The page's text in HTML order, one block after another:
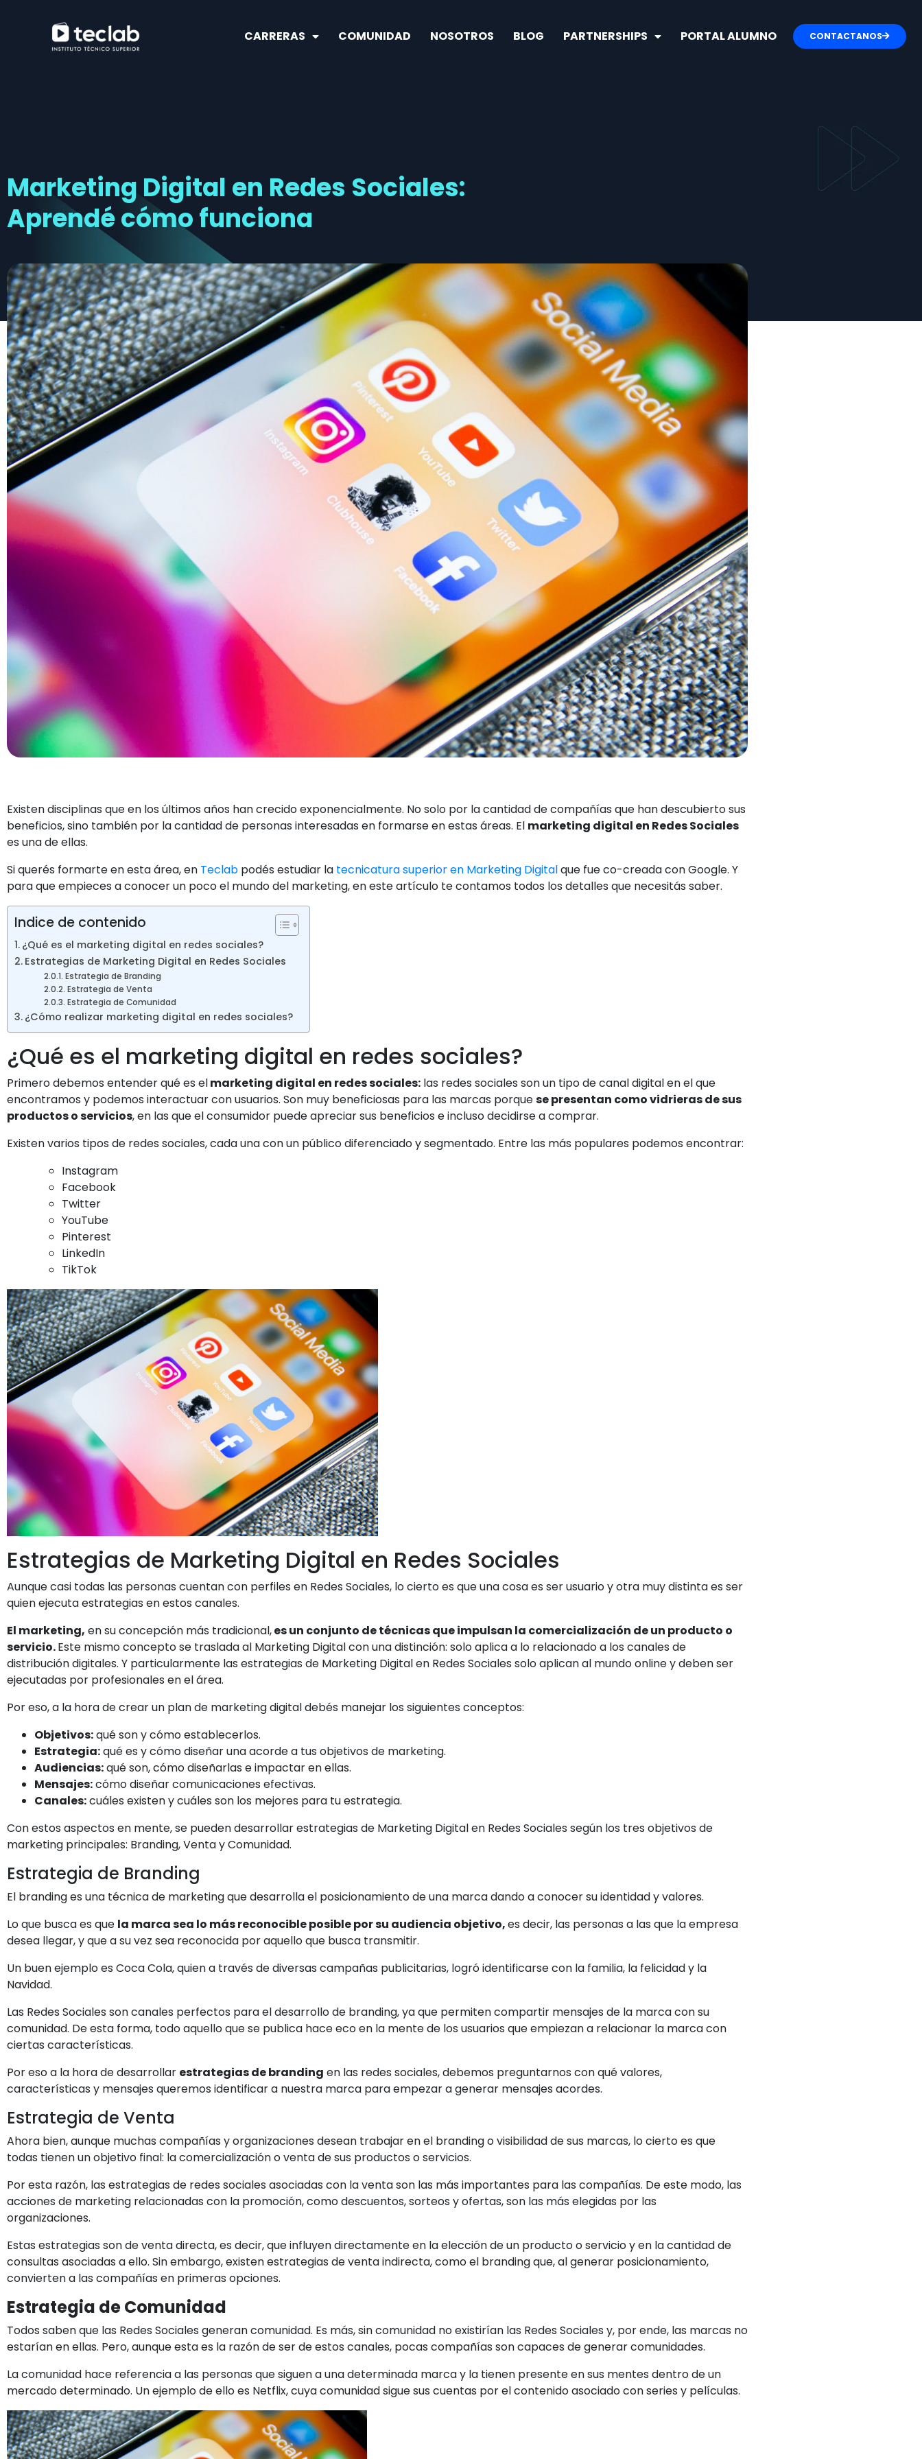
CARRERAS COMUNIDAD NOSOTROS BLOG PARTNERSHIPS PORTAL ALUMNO CONTACTANOS
Marketing Digital en Redes Sociales:
Aprendé cómo funciona
Existen disciplinas que en los últimos años han crecido exponencialmente. No solo por la cantidad de compañías que han descubierto sus
beneficios, sino también por la cantidad de personas interesadas en formarse en estas áreas. El marketing digital en Redes Sociales
es una de ellas.
Si querés formarte en esta área, en Teclab podés estudiar la tecnicatura superior en Marketing Digitalque fue co-creada con Google. Y
para que empieces a conocer un poco el mundo del marketing, en este artículo te contamos todos los detalles que necesitás saber.
Indice de contenido
¿Qué es el marketing digital en redes sociales?
Estrategias de Marketing Digital en Redes Sociales
Estrategia de Branding
Estrategia de Venta
Estrategia de Comunidad
¿Cómo realizar marketing digital en redes sociales?
¿Qué es el marketing digital en redes sociales?
Primero debemos entender qué es elmarketing digital en redes sociales: las redes sociales son un tipo de canal digital en el que
encontramos y podemos interactuar con usuarios. Son muy beneficiosas para las marcas porquese presentan como vidrieras de sus
productos o servicios, en las que el consumidor puede apreciar sus beneficios e incluso decidirse a comprar.
Existen varios tipos de redes sociales, cada una con un público diferenciado y segmentado. Entre las más populares podemos encontrar:
Instagram
Facebook
Twitter
YouTube
Pinterest
LinkedIn
TikTok
Estrategias de Marketing Digital en Redes Sociales
Aunque casi todas las personas cuentan con perfiles en Redes Sociales, lo cierto es que una cosa es ser usuario y otra muy distinta es ser
quien ejecuta estrategias en estos canales.
El marketing, en su concepción más tradicional,es un conjunto de técnicas que impulsan la comercialización de un producto o
servicio.Este mismo concepto se traslada al Marketing Digital con una distinción: solo aplica a lo relacionado a los canales de
distribución digitales. Y particularmente las estrategias de Marketing Digital en Redes Sociales solo aplican al mundo online y deben ser
ejecutadas por profesionales en el área.
Por eso, a la hora de crear un plan de marketing digital debés manejar los siguientes conceptos:
Objetivos:qué son y cómo establecerlos.
Estrategia:qué es y cómo diseñar una acorde a tus objetivos de marketing.
Audiencias:qué son, cómo diseñarlas e impactar en ellas.
Mensajes:cómo diseñar comunicaciones efectivas.
Canales:cuáles existen y cuáles son los mejores para tu estrategia.
Con estos aspectos en mente, se pueden desarrollar estrategias de Marketing Digital en Redes Sociales según los tres objetivos de
marketing principales: Branding, Venta y Comunidad.
Estrategia de Branding
El branding es una técnica de marketing que desarrolla el posicionamiento de una marca dando a conocer su identidad y valores.
Lo que busca es que la marca sea lo más reconocible posible por su audiencia objetivo,es decir, las personas a las que la empresa
desea llegar, y que a su vez sea reconocida por aquello que busca transmitir.
Un buen ejemplo es Coca Cola, quien a través de diversas campañas publicitarias, logró identificarse con la familia, la felicidad y la
Navidad.
Las Redes Sociales son canales perfectos para el desarrollo de branding, ya que permiten compartir mensajes de la marca con su
comunidad. De esta forma, todo aquello que se publica hace eco en la mente de los usuarios que empiezan a relacionar la marca con
ciertas características.
Por eso a la hora de desarrollar estrategias de branding en las redes sociales, debemos preguntarnos con qué valores,
características y mensajes queremos identificar a nuestra marca para empezar a generar mensajes acordes.
Estrategia de Venta
Ahora bien, aunque muchas compañías y organizaciones desean trabajar en el branding o visibilidad de sus marcas, lo cierto es que
todas tienen un objetivo final: la comercialización o venta de sus productos o servicios.
Por esta razón, las estrategias de redes sociales asociadas con la venta son las más importantes para las compañías. De este modo, las
acciones de marketing relacionadas con la promoción, como descuentos, sorteos y ofertas, son las más elegidas por las
organizaciones.
Estas estrategias son de venta directa, es decir, que influyen directamente en la elección de un producto o servicio y en la cantidad de
consultas asociadas a ello. Sin embargo, existen estrategias de venta indirecta, como el branding que, al generar posicionamiento,
convierten a las compañías en primeras opciones.
Estrategia de Comunidad
Todos saben que las Redes Sociales generan comunidad. Es más, sin comunidad no existirían las Redes Sociales y, por ende, las marcas no
estarían en ellas. Pero, aunque esta es la razón de ser de estos canales, pocas compañías son capaces de generar comunidades.
La comunidad hace referencia a las personas que siguen a una determinada marca y la tienen presente en sus mentes dentro de un
mercado determinado. Un ejemplo de ello es Netflix, cuya comunidad sigue sus cuentas por el contenido asociado con series y películas.